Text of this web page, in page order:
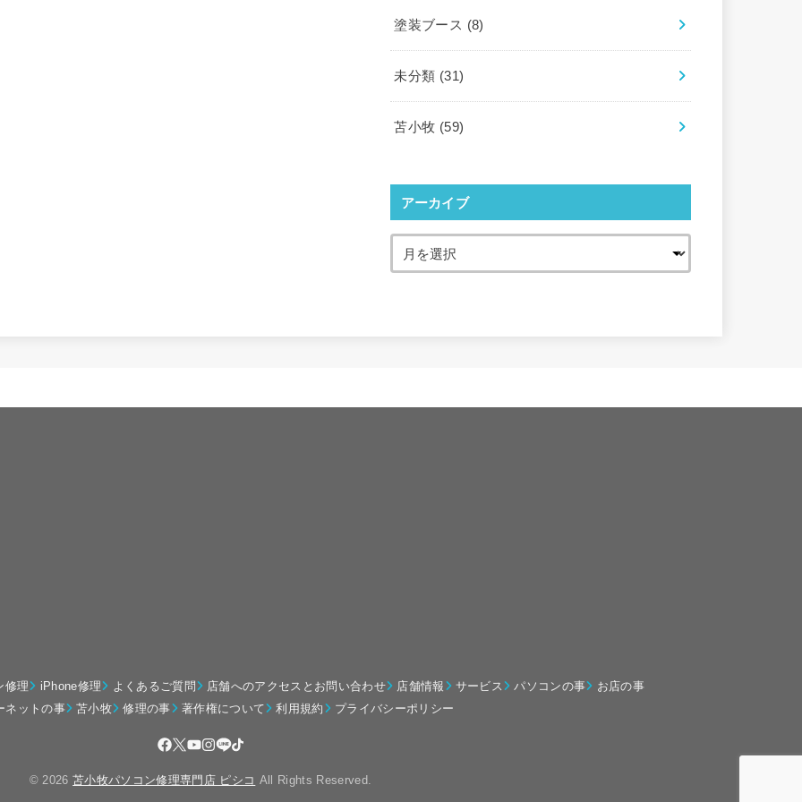
塗装ブース (8)
未分類 (31)
苫小牧 (59)
アーカイブ
修理 iPhone修理 よくあるご質問 店舗へのアクセスとお問い合わせ 店舗情報 サービス パソコンの事
お店の事
ネットの事
苫小牧 修理の事 著作権について 利用規約 プライバシーポリシー
© 2026苫小牧パソコン修理専門店 ピシコ All Rights Reserved.